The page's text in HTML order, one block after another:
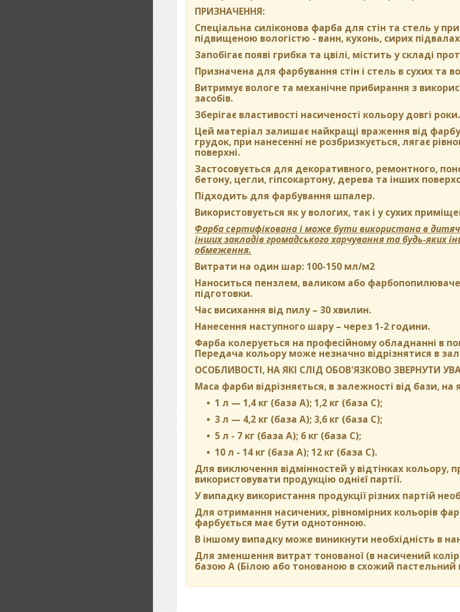
ПРИЗНАЧЕННЯ:
Спеціальна силіконова фарба для стін та стель у
підвищеною вологістю - ванн, кухонь, сирих
Запобігає появі грибка та цвілі, містить у складі
Призначена для фарбування стін і стель в сухих та
Витримує вологе та механічне прибирання з
засобів.
Зберігає властивості насиченості кольору довгі роки.
Цей матеріал залишає найкращі враження від
грудок, при нанесенні не розбризкується, лягає
поверхні.
Застосовується для декоративного, ремонтного,
бетону, цегли, гіпсокартону, дерева та інших
Підходить для фарбування шпалер.
Використовується як у вологих, так і у сухих
Фарба сертифікована і може бути використана в
інших закладів громадського харчування та будь-
обмеження.
Витрати на один шар: 100-150 мл/м2
Наноситься пензлем, валиком або
підготовки.
Час висихання від пилу– 30 хвилин.
Нанесення наступного шару– через 1-2 години.
Фарба колерується на професійному обладнанні в
Передача кольору може незначно відрізнятися в
ОСОБЛИВОСТІ, НА ЯКІ СЛІД ОБОВ'ЯЗКОВО ЗВЕРНУТИ
Маса фарби відрізняється, в залежності від бази,
1 л — 1,4 кг (база А); 1,2 кг (база С);
3 л — 4,2 кг (база А); 3,6 кг (база C);
5 л - 7 кг (база А); 6 кг (база С);
10 л - 14 кг (база А); 12 кг (база С).
Для виключення відмінностей у відтінках кольору,
використовувати продукцію однієї партії.
У випадку використання продукції різних партій
Для отримання насичених, рівномірних кольорів
фарбується має бути однотонною.
В іншому випадку може виникнути необхідність в
Для зменшення витрат тонованої (в насичений
базою А (Білою або тонованою в схожий пастельний